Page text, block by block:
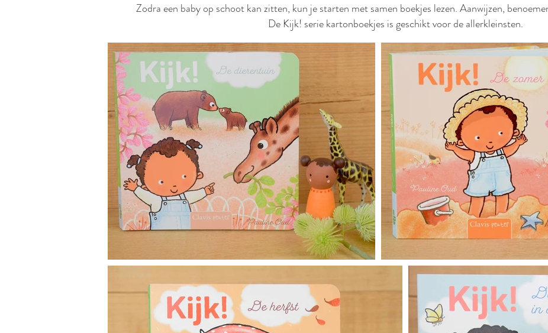
Zodra een baby op schoot kan zitten, kun je starten met samen boekjes lezen. Aanwijzen,
De Kijk! serie kartonboekjes is geschikt voor de allerkleinsten.